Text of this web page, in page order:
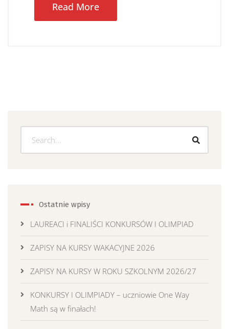
Read More
Ostatnie wpisy
LAUREACI i FINALIŚCI KONKURSÓW I OLIMPIAD
ZAPISY NA KURSY WAKACYJNE 2026
ZAPISY NA KURSY W ROKU SZKOLNYM 2026/27
KONKURSY I OLIMPIADY – uczniowie One Way
Math są w finałach!